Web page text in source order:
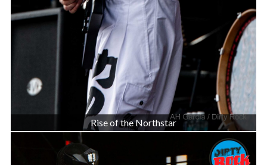
Rise of the Northstar